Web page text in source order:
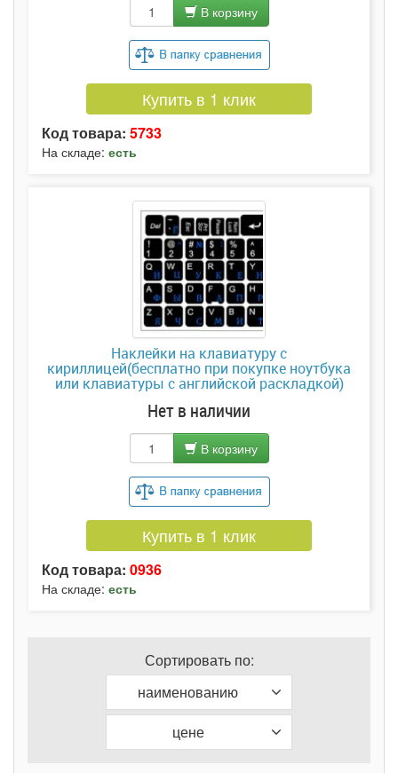
В корзину
Купить в 1 клик
Код товара: 5733
На складе: есть
Наклейки на клавиатуру с
кириллицей(бесплатно при покупке ноутбука
или клавиатуры с английской раскладкой)
Нет в наличии
В корзину
Купить в 1 клик
Код товара: 0936
На складе: есть
Сортировать по:
наименованию
цене